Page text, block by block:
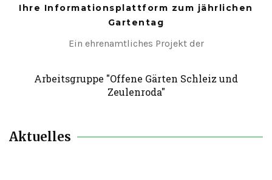
Ihre Informationsplattform zum jährlichen
Gartentag
Ein ehrenamtliches Projekt der
Arbeitsgruppe "Offene Gärten Schleiz und
Zeulenroda"
Aktuelles